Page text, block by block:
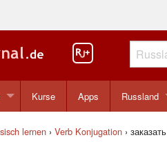
Kurse Apps Russland
lernen › Verb Konjugation › заказать